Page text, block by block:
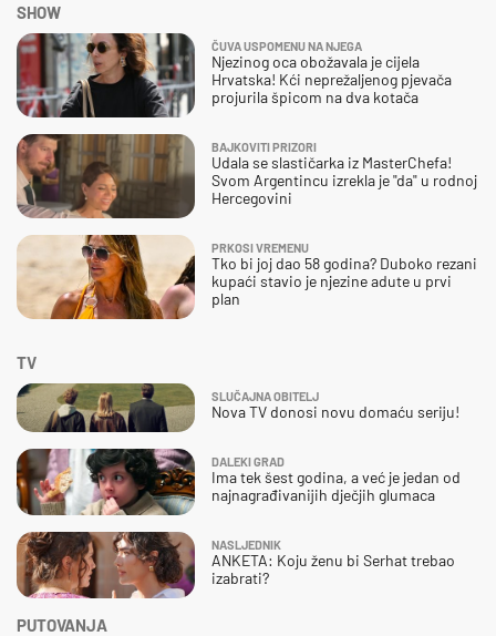
SHOW
ČUVA USPOMENU NA NJEGA
Njezinog oca obožavala je cijela
Hrvatska! Kći neprežaljenog pjevača
projurila špicom na dva kotača
BAJKOVITI PRIZORI
Udala se slastičarka iz MasterChefa!
Svom Argentincu izrekla je "da" u rodnoj
Hercegovini
PRKOSI VREMENU
Tko bi joj dao 58 godina? Duboko rezani
kupaći stavio je njezine adute u prvi
plan
TV
SLUČAJNA OBITELJ
Nova TV donosi novu domaću seriju!
DALEKI GRAD
Ima tek šest godina, a već je jedan od
najnagrađivanijih dječjih glumaca
NASLJEDNIK
ANKETA: Koju ženu bi Serhat trebao
izabrati?
PUTOVANJA